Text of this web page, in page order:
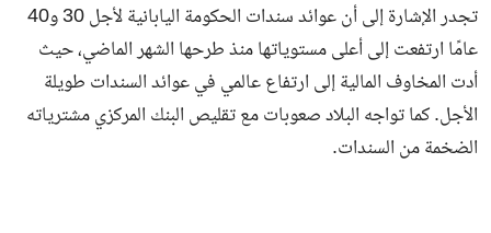
تجدر الإشارة إلى أن عوائد سندات الحكومة اليابانية لأجل 30 و40
عامًا ارتفعت إلى أعلى مستوياتها منذ طرحها الشهر الماضي، حيث
أدت المخاوف المالية إلى ارتفاع عالمي في عوائد السندات طويلة
الأجل. كما تواجه البلاد صعوبات مع تقليص البنك المركزي مشترياته
الضخمة من السندات.